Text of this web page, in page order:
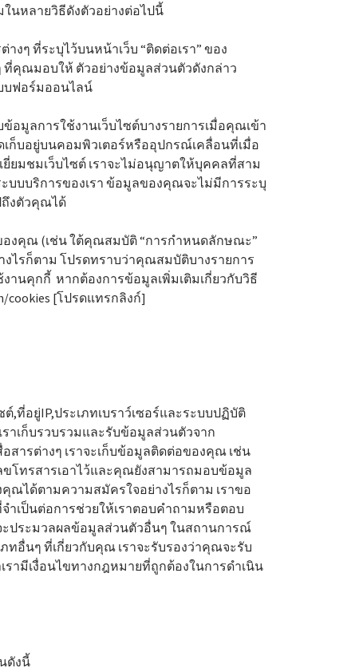
ในหลายวิธีดังตัวอย่างต่อไปนี้
งๆ ที่ระบุไว้บนหน้าเว็บ “ติดต่อเรา” ของ
ที่คุณมอบให้ ตัวอย่างข้อมูลส่วนตัวดังกล่าว
บฟอร์มออนไลน์
อมูลการใช้งานเว็บไซต์บางรายการเมื่อคุณเข้า
ก็บอยู่บนคอมพิวเตอร์หรืออุปกรณ์เคลื่อนที่เมื่อ
ยมชมเว็บไซต์ เราจะไม่อนุญาตให้บุคคลที่สาม
บบริการของเรา ข้อมูลของคุณจะไม่มีการระบุ
ถึงตัวคุณได้
งคุณ (เช่น ใต้คุณสมบัติ “การกำหนดลักษณะ”
งไรก็ตาม โปรดทราบว่าคุณสมบัติบางรายการ
านคุกกี้ หากต้องการข้อมูลเพิ่มเติมเกี่ยวกับวิธี
cookies [โปรดแทรกลิงก์]
,ที่อยู่IP,ประเภทเบราว์เซอร์และระบบปฏิบัติ
าเก็บรวบรวมและรับข้อมูลส่วนตัวจาก
ารต่างๆ เราจะเก็บข้อมูลติดต่อของคุณ เช่น
โทรสารเอาไว้และคุณยังสามารถมอบข้อมูล
ณได้ตามความสมัครใจอย่างไรก็ตาม เราขอ
เป็นต่อการช่วยให้เราตอบคำถามหรือตอบ
ประมวลผลข้อมูลส่วนตัวอื่นๆ ในสถานการณ์
ทอื่นๆ ที่เกี่ยวกับคุณ เราจะรับรองว่าคุณจะรับ
ามีเงื่อนไขทางกฎหมายที่ถูกต้องในการดำเนิน
ดังนี้